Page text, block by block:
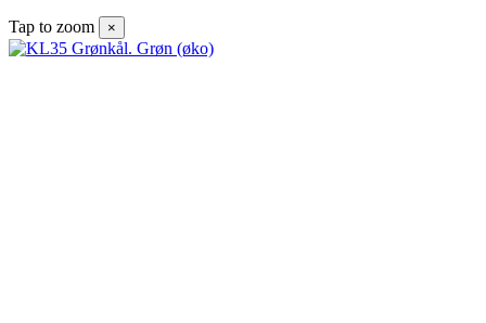
Tap to zoom ×